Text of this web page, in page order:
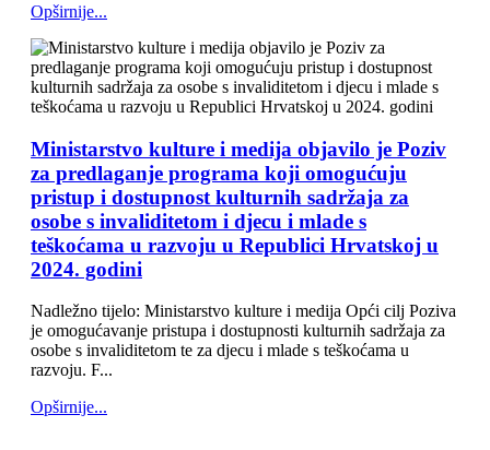
Opširnije...
Ministarstvo kulture i medija objavilo je Poziv
za predlaganje programa koji omogućuju
pristup i dostupnost kulturnih sadržaja za
osobe s invaliditetom i djecu i mlade s
teškoćama u razvoju u Republici Hrvatskoj u
2024. godini
Nadležno tijelo: Ministarstvo kulture i medija Opći cilj Poziva
je omogućavanje pristupa i dostupnosti kulturnih sadržaja za
osobe s invaliditetom te za djecu i mlade s teškoćama u
razvoju. F...
Opširnije...